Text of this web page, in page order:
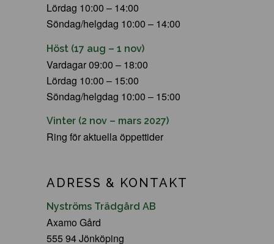
Lördag 10:00 – 14:00
Söndag/helgdag 10:00 – 14:00
Höst (17 aug – 1 nov)
Vardagar 09:00 – 18:00
Lördag 10:00 – 15:00
Söndag/helgdag 10:00 – 15:00
Vinter (2 nov – mars 2027)
Ring för aktuella öppettider
ADRESS & KONTAKT
Nyströms Trädgård AB
Axamo Gård
555 94 Jönköping